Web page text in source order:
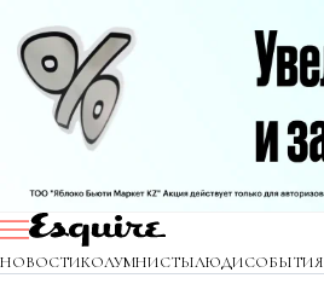
НОВОСТИКОЛУМНИСТЫЛЮДИСОБЫТИЯ